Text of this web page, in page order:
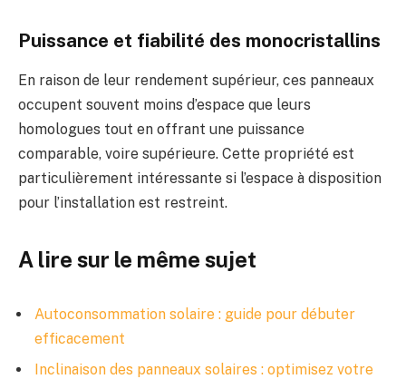
Puissance et fiabilité des monocristallins
En raison de leur rendement supérieur, ces panneaux
occupent souvent moins d’espace que leurs
homologues tout en offrant une puissance
comparable, voire supérieure. Cette propriété est
particulièrement intéressante si l’espace à disposition
pour l’installation est restreint.
A lire sur le même sujet
Autoconsommation solaire : guide pour débuter
efficacement
Inclinaison des panneaux solaires : optimisez votre